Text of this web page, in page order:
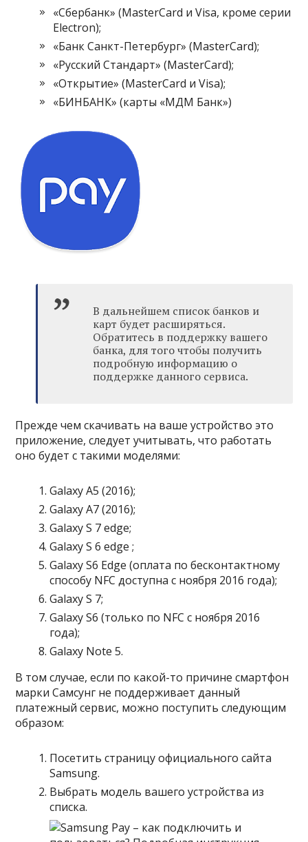
«Сбербанк» (MasterCard и Visa, кроме серии
Electron);
«Банк Санкт-Петербург» (MasterCard);
«Русский Стандарт» (MasterCard);
«Открытие» (MasterCard и Visa);
«БИНБАНК» (карты «МДМ Банк»)
В дальнейшем список банков и
карт будет расширяться.
Обратитесь в поддержку вашего
банка, для того чтобы получить
подробную информацию о
поддержке данного сервиса.
Прежде чем скачивать на ваше устройство это
приложение, следует учитывать, что работать
оно будет с такими моделями:
Galaxy A5 (2016);
Galaxy A7 (2016);
Galaxy S 7 edge;
Galaxy S 6 edge ;
Galaxy S6 Edge (оплата по бесконтактному
способу NFC доступна с ноября 2016 года);
Galaxy S 7;
Galaxy S6 (только по NFC с ноября 2016
года);
Galaxy Note 5.
В том случае, если по какой-то причине смартфон
марки Самсунг не поддерживает данный
платежный сервис, можно поступить следующим
образом:
Посетитьстраницу официального сайта
Samsung.
Выбрать модель вашего устройства из
списка.